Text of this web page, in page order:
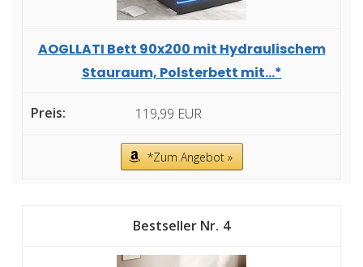
AOGLLATI Bett 90x200 mit Hydraulischem
Stauraum, Polsterbett mit...*
119,99 EUR
*Zum Angebot »
4